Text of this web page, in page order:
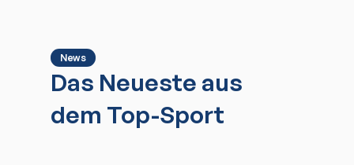
News
Das Neueste aus
dem Top-Sport